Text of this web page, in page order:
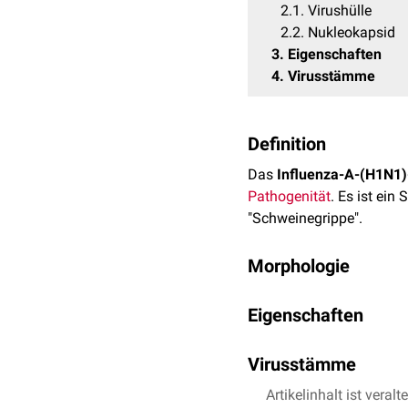
2.1 Virushülle
2.2 Nukleokapsid
3 Eigenschaften
4 Virusstämme
Definition
Das Influenza-A-
Pathogenität. Es ist ein
"Schweinegrippe".
Morphologie
das die Erbinformation (
Eigenschaften
wenigen Stunden, die
gegenüber
Virusstämme
Vom H1N1-Virus
Artikelinhalt ist